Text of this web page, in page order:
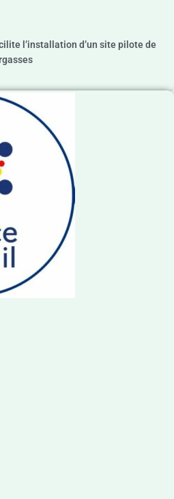
l’installation d’un site pilote de